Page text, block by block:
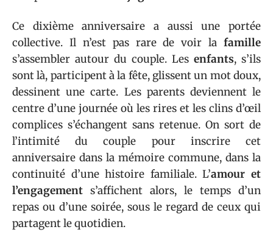
Ce dixième anniversaire a aussi une portée
collective. Il n’est pas rare de voir la famille
s’assembler autour du couple. Les enfants, s’ils
sont là, participent à la fête, glissent un mot doux,
dessinent une carte. Les parents deviennent le
centre d’une journée où les rires et les clins d’œil
complices s’échangent sans retenue. On sort de
l’intimité du couple pour inscrire cet
anniversaire dans la mémoire commune, dans la
continuité d’une histoire familiale. L’amour et
l’engagement s’affichent alors, le temps d’un
repas ou d’une soirée, sous le regard de ceux qui
partagent le quotidien.